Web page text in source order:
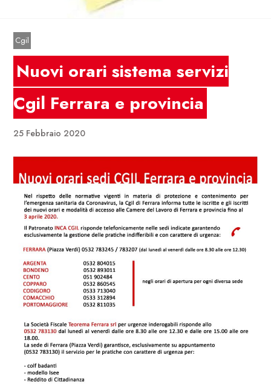
Cgil
Nuovi orari sistema servizi
Cgil Ferrara e provincia
25 Febbraio 2020